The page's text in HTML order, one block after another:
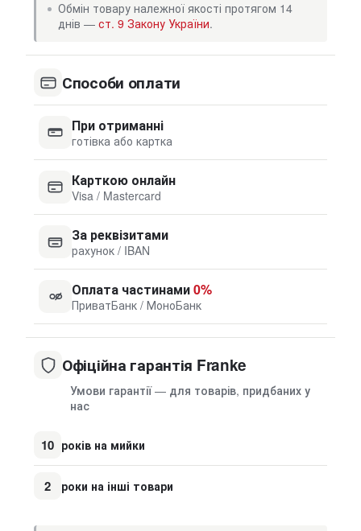
Обмін товару належної якості протягом 14
днів — ст. 9 Закону України.
Способи оплати
При отриманні
готівка або картка
Карткою онлайн
Visa / Mastercard
За реквізитами
рахунок / IBAN
Оплата частинами0%
ПриватБанк / МоноБанк
Офіційна гарантія Franke
Умови гарантії — для товарів, придбаних у
нас
10 років на мийки
2 роки на інші товари